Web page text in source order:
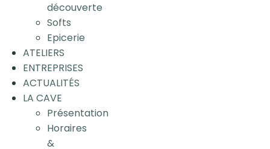
découverte
Softs
Epicerie
ATELIERS
ENTREPRISES
ACTUALITÉS
LA CAVE
Présentation
Horaires
&